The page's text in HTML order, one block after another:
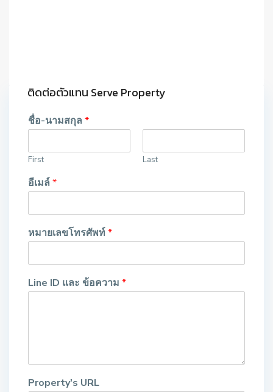
ติดต่อตัวแทน Serve Property
ชื่อ-นามสกุล *
First Last
อีเมล์ *
หมายเลขโทรศัพท์ *
Line ID และ ข้อความ *
Property's URL